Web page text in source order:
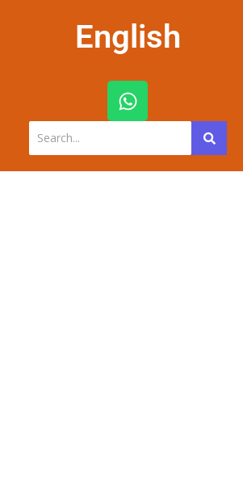
English
W
h
a
t
s